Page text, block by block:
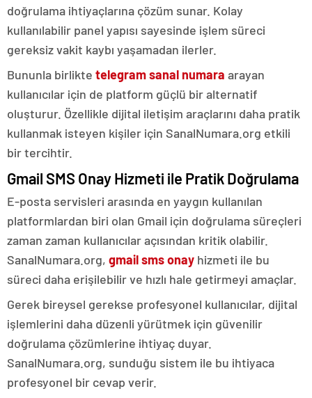
doğrulama ihtiyaçlarına çözüm sunar. Kolay
kullanılabilir panel yapısı sayesinde işlem süreci
gereksiz vakit kaybı yaşamadan ilerler.
Bununla birlikte telegram sanal numara arayan
kullanıcılar için de platform güçlü bir alternatif
oluşturur. Özellikle dijital iletişim araçlarını daha pratik
kullanmak isteyen kişiler için SanalNumara.org etkili
bir tercihtir.
Gmail SMS Onay Hizmeti ile Pratik Doğrulama
E-posta servisleri arasında en yaygın kullanılan
platformlardan biri olan Gmail için doğrulama süreçleri
zaman zaman kullanıcılar açısından kritik olabilir.
SanalNumara.org, gmail sms onay hizmeti ile bu
süreci daha erişilebilir ve hızlı hale getirmeyi amaçlar.
Gerek bireysel gerekse profesyonel kullanıcılar, dijital
işlemlerini daha düzenli yürütmek için güvenilir
doğrulama çözümlerine ihtiyaç duyar.
SanalNumara.org, sunduğu sistem ile bu ihtiyaca
profesyonel bir cevap verir.